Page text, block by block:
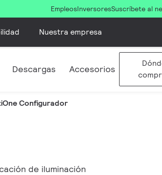
EmpleosInversoresSuscríbete al
Nuestra empresa
Descargas Accesorios
Configurador
de iluminación